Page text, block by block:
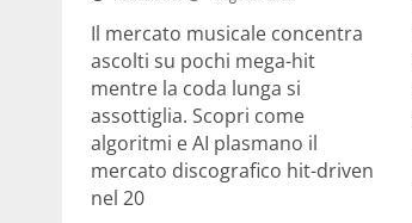
Il mercato musicale concentra
ascolti su pochi mega-hit
mentre la coda lunga si
assottiglia. Scopri come
algoritmi e AI plasmano il
mercato discografico hit-driven
nel 20